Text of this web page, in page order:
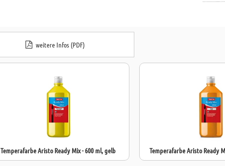
Diese
sichere
weitere Infos (PDF)
Temperafarbe Aristo Ready Mix - 600 ml, gelb Temperafarbe Aristo Ready